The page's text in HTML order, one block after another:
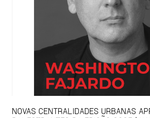
NOVAS CENTRALIDADES URBANAS